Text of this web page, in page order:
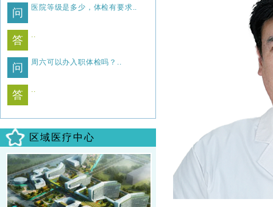
问 医院等级是多少，体检有要求..
答
问 周六可以办入职体检吗？..
答
区域医疗中心